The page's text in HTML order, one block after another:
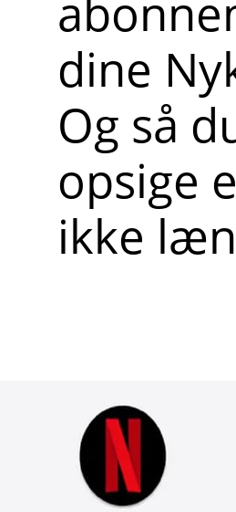
dine
Og så
opsige
ikke